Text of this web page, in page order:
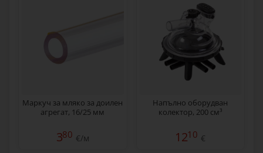
Маркуч за мляко за доилен
агрегат, 16/25 мм
380 €/м
Напълно оборудван
колектор, 200 см³
1210 €